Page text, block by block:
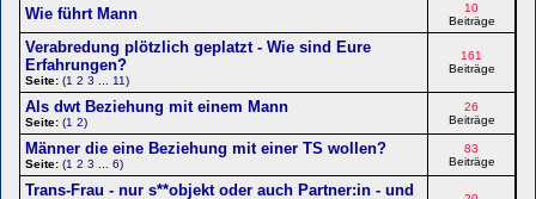
Wie führt Mann
10
Beiträge
Verabredung plötzlich geplatzt - Wie sind Eure
Erfahrungen?
Seite: (1 2 3 11)
161
Beiträge
Als dwt Beziehung mit einem Mann
Seite: (1 2)
26
Beiträge
Männer die eine Beziehung mit einer TS wollen?
Seite: (1 2 3 6)
83
Beiträge
Trans-Frau - nur s**objekt oder auch Partner:in - und